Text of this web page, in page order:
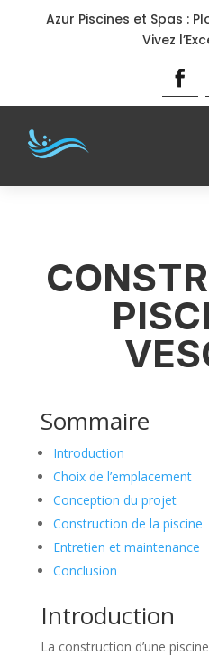
Azur Piscines et Spas :
Vivez
Sommaire
Introduction
Choix de l’emplacement
Conception du projet
Construction de la piscine
Entretien et maintenance
Conclusion
Introduction
La construction d’une